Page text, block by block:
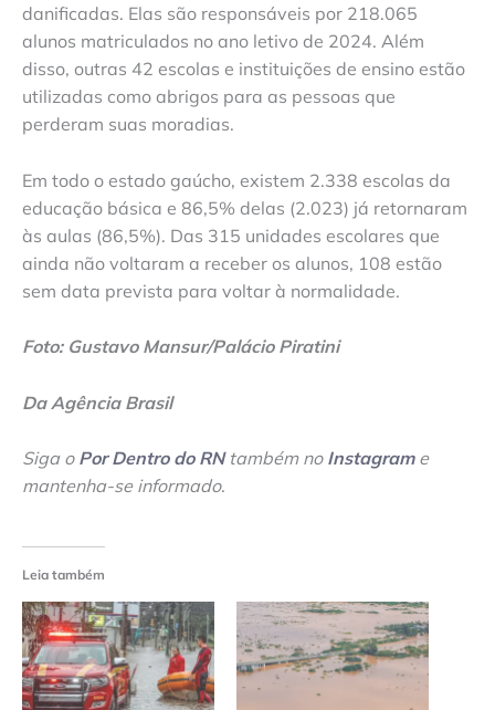
danificadas. Elas são responsáveis por 218.065
alunos matriculados no ano letivo de 2024. Além
disso, outras 42 escolas e instituições de ensino estão
utilizadas como abrigos para as pessoas que
perderam suas moradias.
Em todo o estado gaúcho, existem 2.338 escolas da
educação básica e 86,5% delas (2.023) já retornaram
às aulas (86,5%). Das 315 unidades escolares que
ainda não voltaram a receber os alunos, 108 estão
sem data prevista para voltar à normalidade.
Foto: Gustavo Mansur/Palácio Piratini
Da Agência Brasil
Siga o Por Dentro do RNtambém no Instagrame
mantenha-se informado.
Leia também